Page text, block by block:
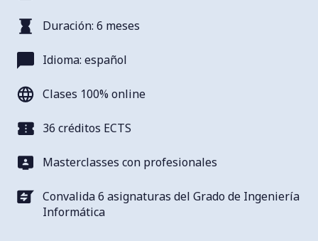
Duración: 6 meses
Idioma: español
Clases 100% online
36 créditos ECTS
Masterclasses con profesionales
Convalida 6 asignaturas del Grado de Ingeniería
Informática